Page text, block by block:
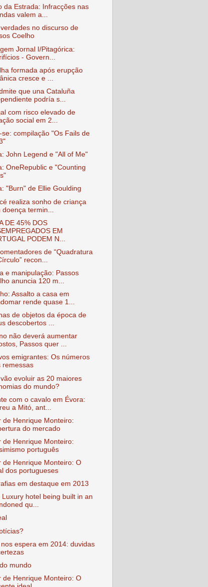
da Estrada: Infracções nas
valem a...
no discurso de
Coelho
Jornal I/Pitagórica:
- Govern...
formada após erupção
cresce e ...
que una Cataluña
podría s...
com risco elevado de
social em 2...
se: compilação "Os Fails de
John Legend e "All of Me"
OneRepublic e "Counting
"Burn" de Ellie Goulding
realiza sonho de criança
doença termin...
DE 45% DOS
EM
PODEM N...
de “Quadratura
recon...
e manipulação: Passos
anuncia 120 m...
Assalto a casa em
rende quase 1...
de objetos da época de
descobertos ...
não deverá aumentar
Passos quer ...
emigrantes: Os números
remessas
evoluir as 20 maiores
do mundo?
com o cavalo em Évora:
a Mitó, ant...
de Henrique Monteiro:
do mercado
de Henrique Monteiro:
português
de Henrique Monteiro: O
dos portugueses
em destaque em 2013
Luxury hotel being built in an
qu...
espera em 2014: duvidas
mundo
de Henrique Monteiro: O